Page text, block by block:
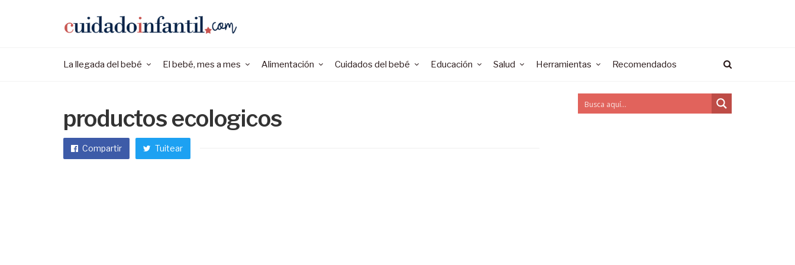
La llegada del bebé El bebé, mes a mes Alimentación Cuidados del bebé Educación Salud Herramientas Recomendados
productos ecologicos
Compartir Tuitear